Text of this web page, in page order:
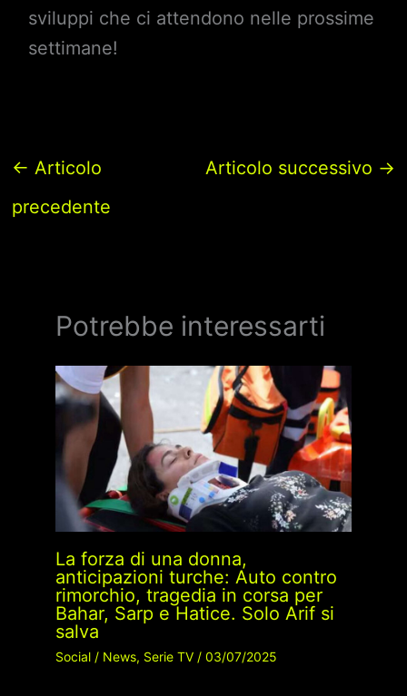
sviluppi che ci attendono nelle prossime
settimane!
← Articolo
precedente
Articolo successivo →
Potrebbe interessarti
La forza di una donna,
anticipazioni turche: Auto contro
rimorchio, tragedia in corsa per
Bahar, Sarp e Hatice. Solo Arif si
salva
Social/ News, Serie TV/ 03/07/2025